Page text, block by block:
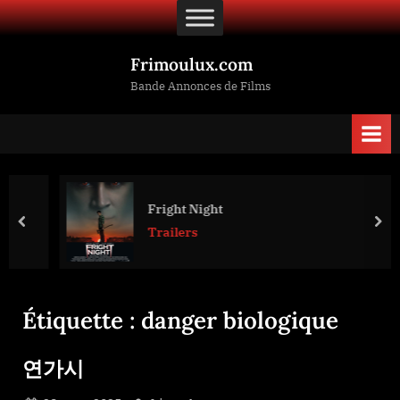
Skip
to
Frimoulux.com
Bande Annonces de Films
Fright Night
Trailers
prev
Étiquette : danger biologique
연가시